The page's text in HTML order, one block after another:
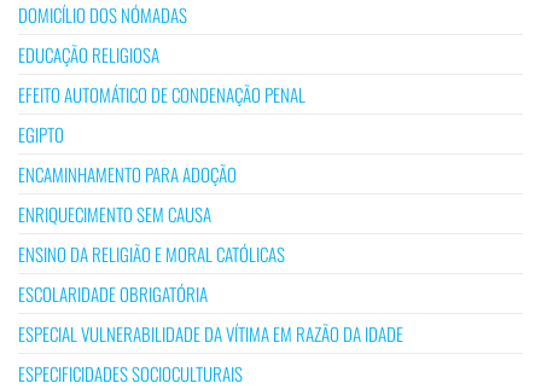
DOMICÍLIO DOS NÓMADAS
EDUCAÇÃO RELIGIOSA
EFEITO AUTOMÁTICO DE CONDENAÇÃO PENAL
EGIPTO
ENCAMINHAMENTO PARA ADOÇÃO
ENRIQUECIMENTO SEM CAUSA
ENSINO DA RELIGIÃO E MORAL CATÓLICAS
ESCOLARIDADE OBRIGATÓRIA
ESPECIAL VULNERABILIDADE DA VÍTIMA EM RAZÃO DA IDADE
ESPECIFICIDADES SOCIOCULTURAIS